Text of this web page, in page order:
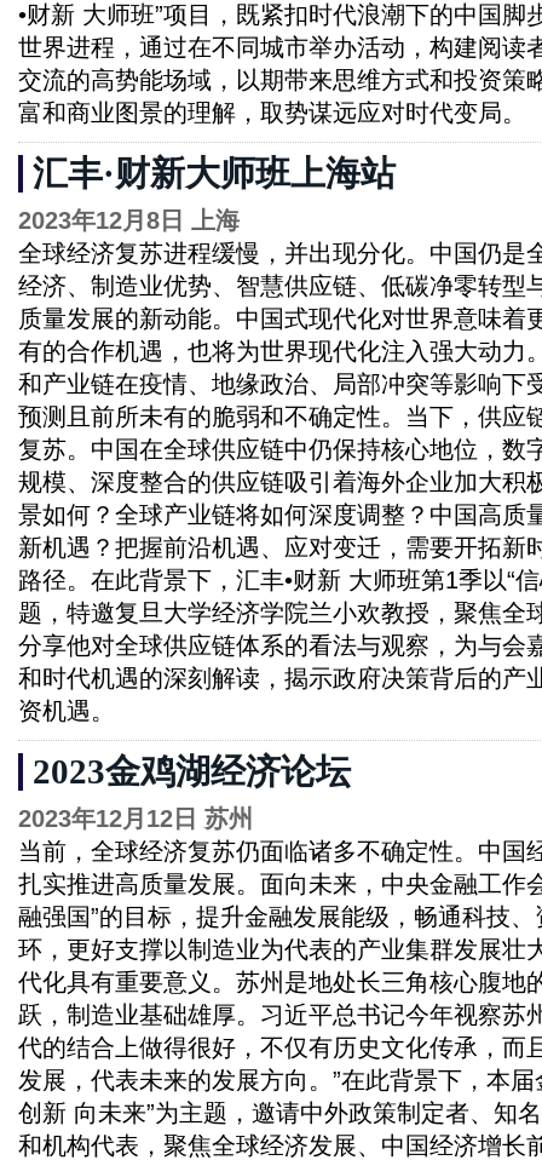
•财新 大师班”项目，既紧扣时代浪潮下的中国脚
世界进程，通过在不同城市举办活动，构建阅读
交流的高势能场域，以期带来思维方式和投资策
富和商业图景的理解，取势谋远应对时代变局。
汇丰·财新大师班上海站
2023年12月8日 上海
全球经济复苏进程缓慢，并出现分化。中国仍是
经济、制造业优势、智慧供应链、低碳净零转型
质量发展的新动能。中国式现代化对世界意味着
有的合作机遇，也将为世界现代化注入强大动力
和产业链在疫情、地缘政治、局部冲突等影响下
预测且前所未有的脆弱和不确定性。当下，供应
复苏。中国在全球供应链中仍保持核心地位，数
规模、深度整合的供应链吸引着海外企业加大积
景如何？全球产业链将如何深度调整？中国高质
新机遇？把握前沿机遇、应对变迁，需要开拓新
路径。在此背景下，汇丰•财新 大师班第1季以“
题，特邀复旦大学经济学院兰小欢教授，聚焦全
分享他对全球供应链体系的看法与观察，为与会
和时代机遇的深刻解读，揭示政府决策背后的产
资机遇。
2023金鸡湖经济论坛
2023年12月12日 苏州
当前，全球经济复苏仍面临诸多不确定性。中国
扎实推进高质量发展。面向未来，中央金融工作
融强国”的目标，提升金融发展能级，畅通科技
环，更好支撑以制造业为代表的产业集群发展壮
代化具有重要意义。苏州是地处长三角核心腹地
跃，制造业基础雄厚。习近平总书记今年视察苏
代的结合上做得很好，不仅有历史文化传承，而
发展，代表未来的发展方向。”在此背景下，本
创新 向未来”为主题，邀请中外政策制定者、知
和机构代表，聚焦全球经济发展、中国经济增长